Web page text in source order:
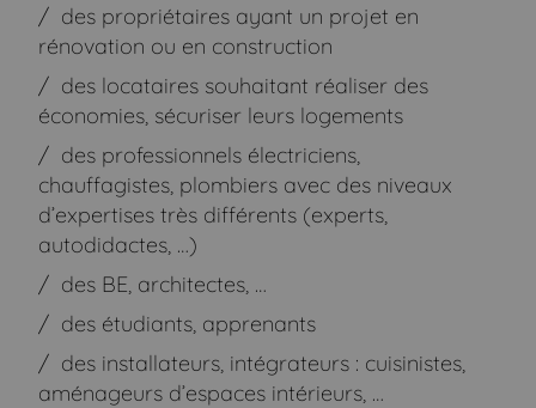
des propriétaires ayant un projet en
rénovation ou en construction
des locataires souhaitant réaliser des
économies, sécuriser leurs logements
des professionnels électriciens,
chauffagistes, plombiers avec des niveaux
d’expertises très différents (experts,
autodidactes, …)
des BE, architectes, …
des étudiants, apprenants
des installateurs, intégrateurs : cuisinistes,
aménageurs d’espaces intérieurs, …